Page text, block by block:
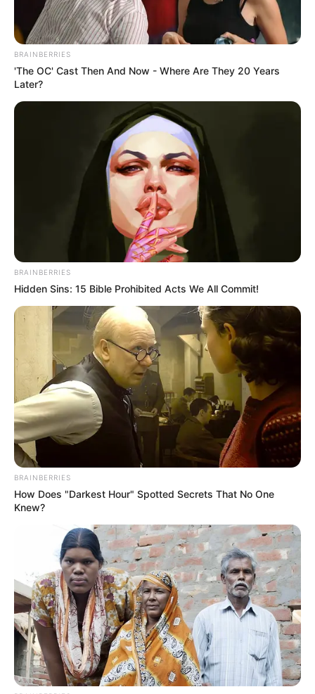
BRAINBERRIES
'The OC' Cast Then And Now - Where Are They 20 Years
Later?
BRAINBERRIES
Hidden Sins: 15 Bible Prohibited Acts We All Commit!
BRAINBERRIES
How Does "Darkest Hour" Spotted Secrets That No One
Knew?